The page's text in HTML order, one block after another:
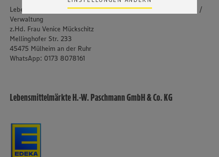
Zudem wissen wir nicht genau, wie die Anbieter der
genannten Dienste Ihre Daten verarbeiten. Weitere
Informationen zur Nutzung der Dienste finden Sie in
unseren Datenschutzhinweisen sowie in unserer Cookie
Policy unter den Stichworten „YouTube” und „Vimeo”.
Lebensmittelmärkte H.W. Paschmann GmbH & Co. KG - Zentrale /
Verwaltung
z.Hd. Frau Venice Mückschitz
Mellinghofer Str. 233
45475 Mülheim an der Ruhr
WhatsApp: 0173 8078161
Lebensmittelmärkte H.-W. Paschmann GmbH & Co. KG